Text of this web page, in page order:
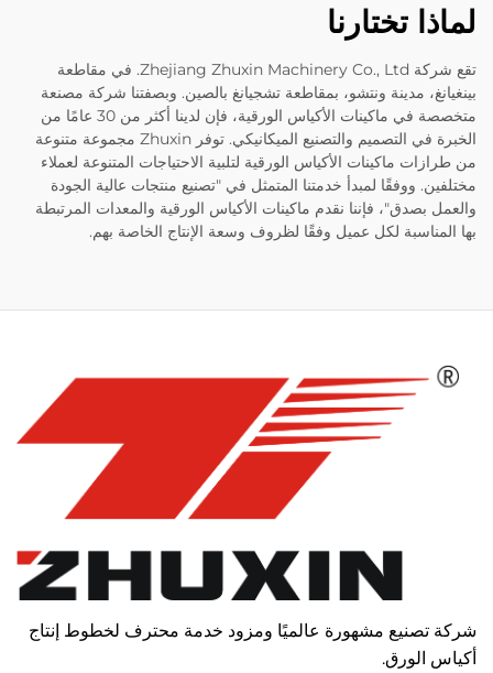
لماذا تختارنا
تقع شركة Zhejiang Zhuxin Machinery Co., Ltd. في مقاطعة
بينغيانغ، مدينة ونتشو، بمقاطعة تشجيانغ بالصين. وبصفتنا شركة مصنعة
متخصصة في ماكينات الأكياس الورقية، فإن لدينا أكثر من 30 عامًا من
الخبرة في التصميم والتصنيع الميكانيكي. توفر Zhuxin مجموعة متنوعة
من طرازات ماكينات الأكياس الورقية لتلبية الاحتياجات المتنوعة لعملاء
مختلفين. ووفقًا لمبدأ خدمتنا المتمثل في "تصنيع منتجات عالية الجودة
والعمل بصدق"، فإننا نقدم ماكينات الأكياس الورقية والمعدات المرتبطة
بها المناسبة لكل عميل وفقًا لظروف وسعة الإنتاج الخاصة بهم.
شركة تصنيع مشهورة عالميًا ومزود خدمة محترف لخطوط إنتاج
أكياس الورق.